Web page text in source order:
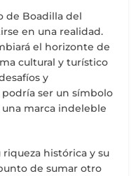
de Boadilla del
en una realidad.
el horizonte de
cultural y turístico
y
ser un símbolo
marca indeleble
histórica y su
de sumar otro